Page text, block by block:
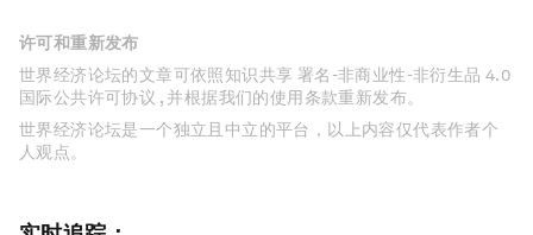
许可和重新发布
世界经济论坛的文章可依照知识共享 署名-非商业性-非衍生品 4.0
国际公共许可协议 , 并根据我们的使用条款重新发布。
世界经济论坛是一个独立且中立的平台，以上内容仅代表作者个
人观点。